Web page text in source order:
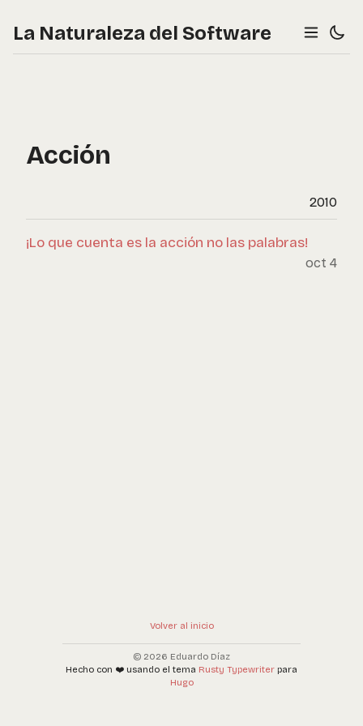
La Naturaleza del Software
Acción
2010
¡Lo que cuenta es la acción no las palabras!
oct 4
Volver al inicio
© 2026 Eduardo Díaz
Hecho con ❤️ usando el tema Rusty Typewriter para
Hugo